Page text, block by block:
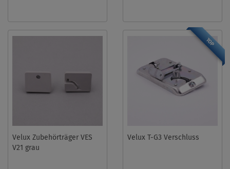
Velux Zubehörträger VES
V21 grau
TOP
Velux T-G3 Verschluss